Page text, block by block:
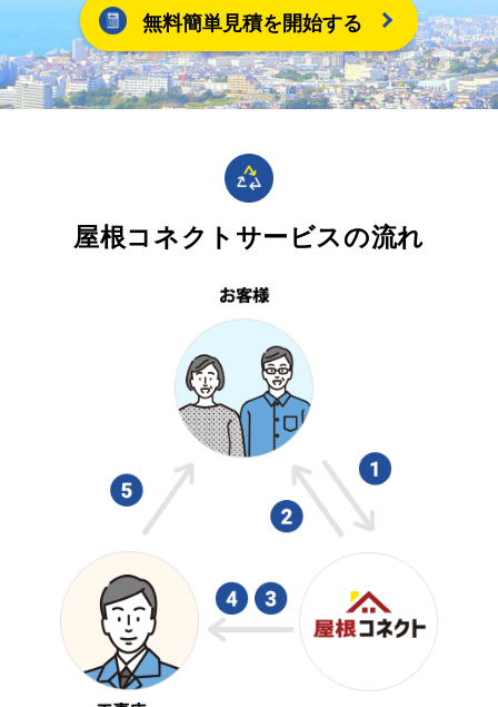
無料簡単見積を開始する
屋根コネクトサービスの流れ